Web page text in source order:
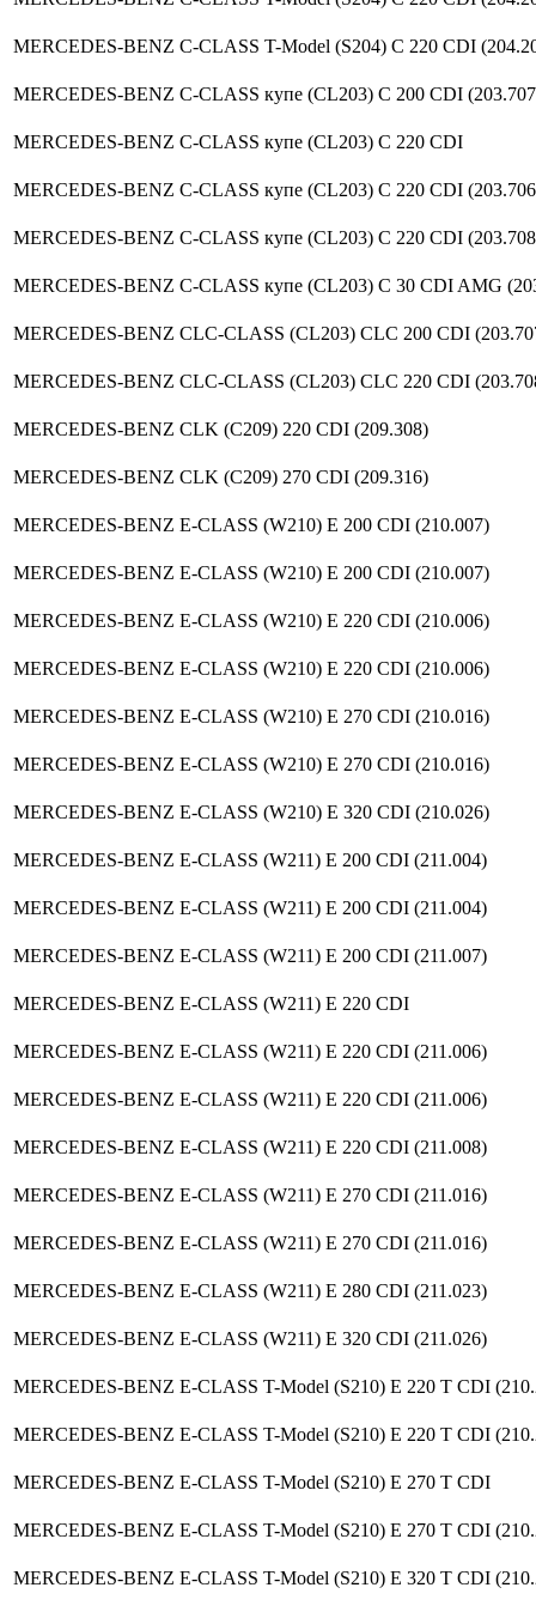
MERCEDES-BENZ C-CLASS T-Model (S204) C 220 CDI
MERCEDES-BENZ C-CLASS купе (CL203) C 200 CDI
MERCEDES-BENZ C-CLASS купе (CL203) C 220 CDI
MERCEDES-BENZ C-CLASS купе (CL203) C 220 CDI
MERCEDES-BENZ C-CLASS купе (CL203) C 220 CDI
MERCEDES-BENZ C-CLASS купе (CL203) C 30 CDI AMG
MERCEDES-BENZ CLC-CLASS (CL203) CLC 200 CDI
MERCEDES-BENZ CLC-CLASS (CL203) CLC 220 CDI
MERCEDES-BENZ CLK (C209) 220 CDI (209.308)
MERCEDES-BENZ CLK (C209) 270 CDI (209.316)
MERCEDES-BENZ E-CLASS (W210) E 200 CDI (210.007)
MERCEDES-BENZ E-CLASS (W210) E 200 CDI (210.007)
MERCEDES-BENZ E-CLASS (W210) E 220 CDI (210.006)
MERCEDES-BENZ E-CLASS (W210) E 220 CDI (210.006)
MERCEDES-BENZ E-CLASS (W210) E 270 CDI (210.016)
MERCEDES-BENZ E-CLASS (W210) E 270 CDI (210.016)
MERCEDES-BENZ E-CLASS (W210) E 320 CDI (210.026)
MERCEDES-BENZ E-CLASS (W211) E 200 CDI (211.004)
MERCEDES-BENZ E-CLASS (W211) E 200 CDI (211.004)
MERCEDES-BENZ E-CLASS (W211) E 200 CDI (211.007)
MERCEDES-BENZ E-CLASS (W211) E 220 CDI
MERCEDES-BENZ E-CLASS (W211) E 220 CDI (211.006)
MERCEDES-BENZ E-CLASS (W211) E 220 CDI (211.006)
MERCEDES-BENZ E-CLASS (W211) E 220 CDI (211.008)
MERCEDES-BENZ E-CLASS (W211) E 270 CDI (211.016)
MERCEDES-BENZ E-CLASS (W211) E 270 CDI (211.016)
MERCEDES-BENZ E-CLASS (W211) E 280 CDI (211.023)
MERCEDES-BENZ E-CLASS (W211) E 320 CDI (211.026)
MERCEDES-BENZ E-CLASS T-Model (S210) E 220 T CDI
MERCEDES-BENZ E-CLASS T-Model (S210) E 220 T CDI
MERCEDES-BENZ E-CLASS T-Model (S210) E 270 T CDI
MERCEDES-BENZ E-CLASS T-Model (S210) E 270 T CDI
MERCEDES-BENZ E-CLASS T-Model (S210) E 320 T CDI